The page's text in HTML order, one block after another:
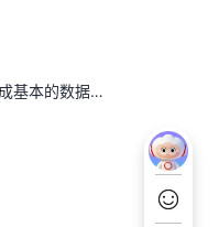
通过obsutil在OBS上完成基本的数据存取（Linux）